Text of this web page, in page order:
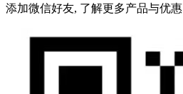
添加微信好友, 了解更多产品与优惠